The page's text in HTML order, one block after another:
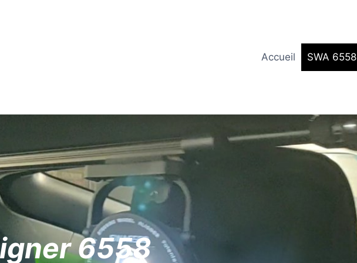
Accueil
SWA 6558
6558